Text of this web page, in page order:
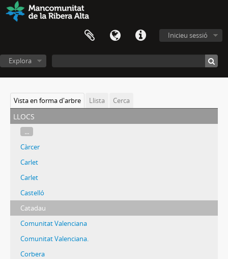
Inicieu sessió
Explora
Vista en forma d'arbre Llista Cerca
llocs
...
Càrcer
Carlet
Carlet
Castelló
Catadau
Comunitat Valenciana
Comunitat Valenciana.
Corbera